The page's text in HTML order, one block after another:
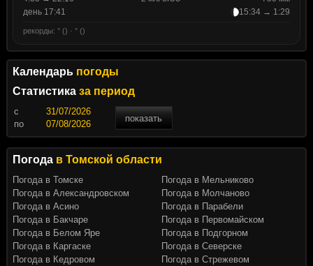
день 17:41
15:34 → 1:29
рекорды: ° () · ° ()
Календарь погоды
Статистика за период
c
показать
по
Погода в Томской области
Погода в Томске
Погода в Александровском
Погода в Асино
Погода в Бакчаре
Погода в Белом Яре
Погода в Каргаске
Погода в Кедровом
Погода в Мельниково
Погода в Молчаново
Погода в Парабели
Погода в Первомайском
Погода в Подгорном
Погода в Северске
Погода в Стрежевом